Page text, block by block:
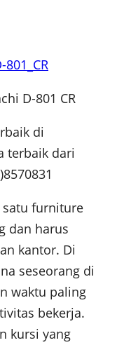
D-801 CR
di
terbaik dari
satu furniture
dan harus
kantor. Di
seseorang di
waktu paling
bekerja.
kursi yang